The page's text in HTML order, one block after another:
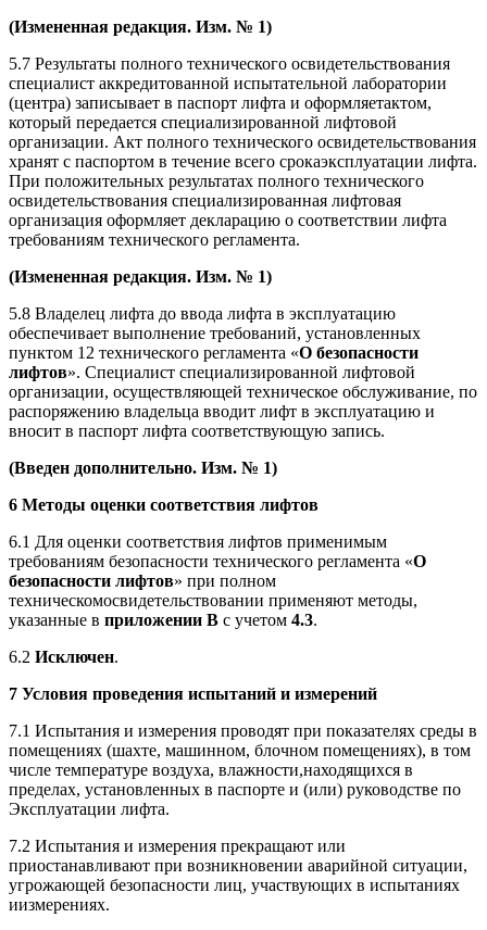
(Измененная редакция. Изм. № 1)
5.7 Результаты полного технического освидетельствования
специалист аккредитованной испытательной лаборатории
(центра) записывает в паспорт лифта и оформляетактом,
который передается специализированной лифтовой
организации. Акт полного технического освидетельствования
хранят с паспортом в течение всего срокаэксплуатации лифта.
При положительных результатах полного технического
освидетельствования специализированная лифтовая
организация оформляет декларацию о соответствии лифта
требованиям технического регламента.
(Измененная редакция. Изм. № 1)
5.8 Владелец лифта до ввода лифта в эксплуатацию
обеспечивает выполнение требований, установленных
пунктом 12 технического регламента «О безопасности
лифтов». Специалист специализированной лифтовой
организации, осуществляющей техническое обслуживание, по
распоряжению владельца вводит лифт в эксплуатацию и
вносит в паспорт лифта соответствующую запись.
(Введен дополнительно. Изм. № 1)
6 Методы оценки соответствия лифтов
6.1 Для оценки соответствия лифтов применимым
требованиям безопасности технического регламента «О
безопасности лифтов» при полном
техническомосвидетельствовании применяют методы,
указанные в приложении В с учетом 4.3.
6.2 Исключен.
7 Условия проведения испытаний и измерений
7.1 Испытания и измерения проводят при показателях среды в
помещениях (шахте, машинном, блочном помещениях), в том
числе температуре воздуха, влажности,находящихся в
пределах, установленных в паспорте и (или) руководстве по
Эксплуатации лифта.
7.2 Испытания и измерения прекращают или
приостанавливают при возникновении аварийной ситуации,
угрожающей безопасности лиц, участвующих в испытаниях
иизмерениях.